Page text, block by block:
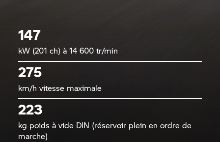
147
kW (201 ch) à 14 600 tr/min
275
km/h vitesse maximale
223
kg poids à vide DIN (réservoir plein en ordre de
marche)